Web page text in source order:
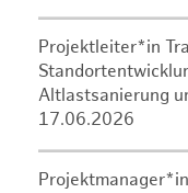
Projektleiter*in
Altlastsanierung
17.06.2026